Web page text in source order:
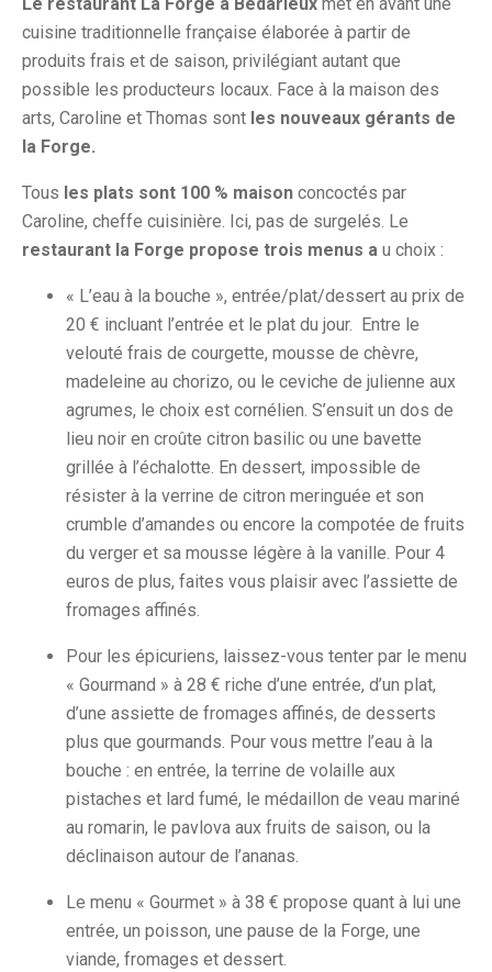
cuisine traditionnelle française élaborée à partir de
produits frais et de saison, privilégiant autant que
possible les producteurs locaux. Face à la maison des
arts, Caroline et Thomas sont les nouveaux gérants de
la Forge.
Tous les plats sont 100 % maison concoctés par
Caroline, cheffe cuisinière. Ici, pas de surgelés. Le
restaurant la Forge propose trois menus a u choix :
« L’eau à la bouche », entrée/plat/dessert au prix de
20 € incluant l’entrée et le plat du jour. Entre le
velouté frais de courgette, mousse de chèvre,
madeleine au chorizo, ou le ceviche de julienne aux
agrumes, le choix est cornélien. S’ensuit un dos de
lieu noir en croûte citron basilic ou une bavette
grillée à l’échalotte. En dessert, impossible de
résister à la verrine de citron meringuée et son
crumble d’amandes ou encore la compotée de fruits
du verger et sa mousse légère à la vanille. Pour 4
euros de plus, faites vous plaisir avec l’assiette de
fromages affinés.
Pour les épicuriens, laissez-vous tenter par le menu
« Gourmand » à 28 € riche d’une entrée, d’un plat,
d’une assiette de fromages affinés, de desserts
plus que gourmands. Pour vous mettre l’eau à la
bouche : en entrée, la terrine de volaille aux
pistaches et lard fumé, le médaillon de veau mariné
au romarin, le pavlova aux fruits de saison, ou la
déclinaison autour de l’ananas.
Le menu « Gourmet » à 38 € propose quant à lui une
entrée, un poisson, une pause de la Forge, une
viande, fromages et dessert.